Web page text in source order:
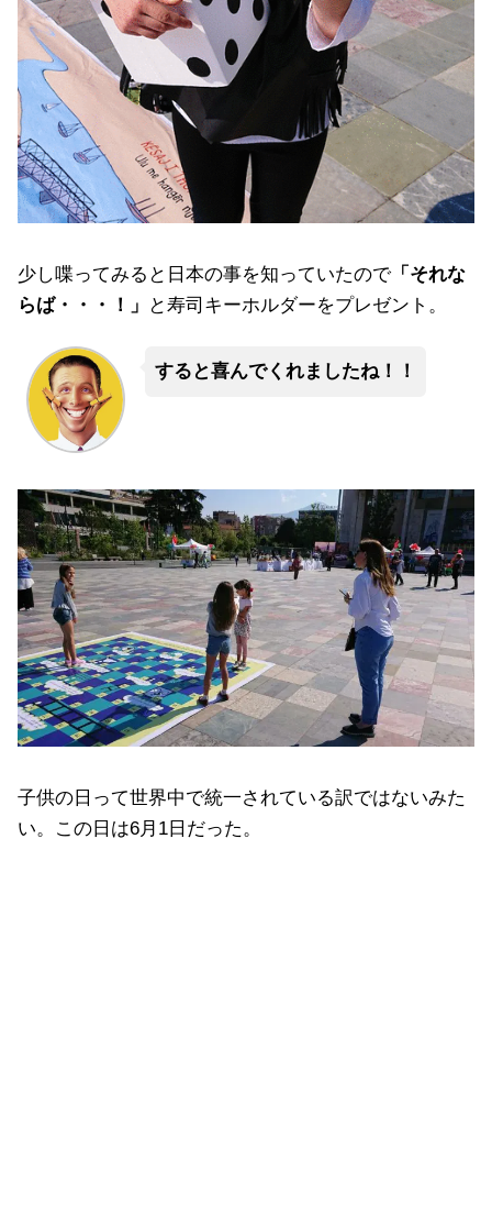
少し喋ってみると日本の事を知っていたので「それな
らば・・・！」
と寿司キーホルダーをプレゼント。
すると喜んでくれましたね！！
子供の日って世界中で統一されている訳ではないみた
い。この日は6月1日だった。